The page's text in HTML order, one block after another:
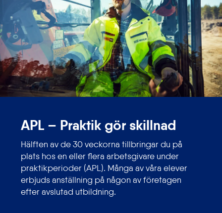
APL – Praktik gör skillnad
Hälften av de 30 veckorna tillbringar du på
plats hos en eller flera arbetsgivare under
praktikperioder (APL). Många av våra elever
erbjuds anställning på någon av företagen
efter avslutad utbildning.